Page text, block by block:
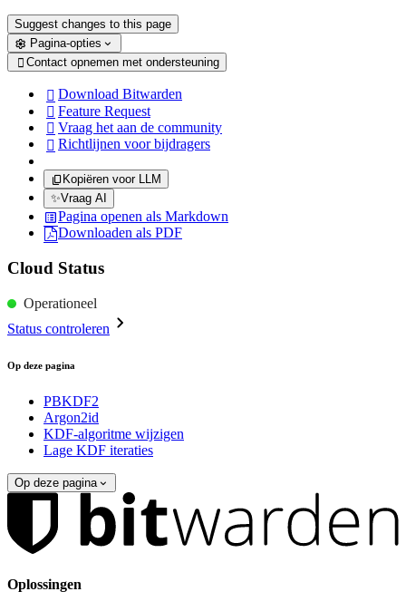
Suggest changes to this page
Pagina-opties
 Contact opnemen met ondersteuning
 Download Bitwarden
 Feature Request
 Vraag het aan de community
 Richtlijnen voor bijdragers
Kopiëren voor LLM
✨Vraag AI
Pagina openen als Markdown
Downloaden als PDF
Cloud Status
Operationeel
Status controleren
Op deze pagina
PBKDF2
Argon2id
KDF-algoritme wijzigen
Lage KDF iteraties
Op deze pagina
Oplossingen